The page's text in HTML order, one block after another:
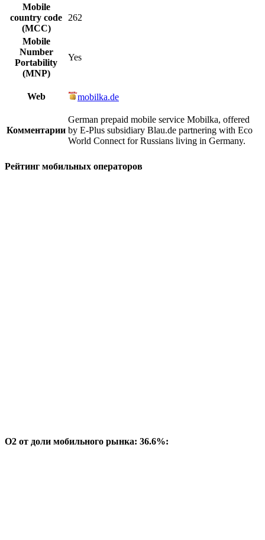
Mobile
country code
(MCC)
262
Mobile
Number
Portability
(MNP)
Yes
Web mobilka.de
Комментарии
German prepaid mobile service Mobilka, offered
by E-Plus subsidiary Blau.de partnering with Eco
World Connect for Russians living in Germany.
Рейтинг мобильных операторов
O2 от доли мобильного рынка: 36.6%: